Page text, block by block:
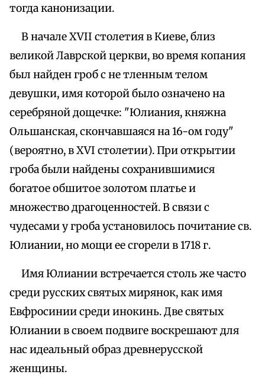
тогда канонизации.
В начале XVII столетия в Киеве, близ
великой Лаврской церкви, во время копания
был найден гроб с не тленным телом
девушки, имя которой было означено на
серебряной дощечке: "Юлиания, княжна
Ольшанская, скончавшаяся на 16-ом году"
(вероятно, в XVI столетии). При открытии
гроба были найдены сохранившимися
богатое обшитое золотом платье и
множество драгоценностей. В связи с
чудесами у гроба установилось почитание св.
Юлиании, но мощи ее сгорели в 1718 г.
Имя Юлиании встречается столь же часто
среди русских святых мирянок, как имя
Евфросинии среди инокинь. Две святых
Юлиании в своем подвиге воскрешают для
нас идеальный образ древнерусской
женщины.